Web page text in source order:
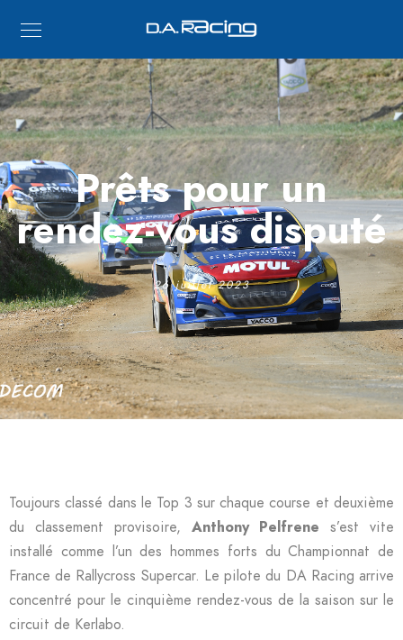
Prêts pour un
rendez-vous disputé
26 juillet 2023
Toujours classé dans le Top 3 sur chaque course et deuxième
du classement provisoire, Anthony Pelfrene s’est vite
installé comme l’un des hommes forts du Championnat de
France de Rallycross Supercar. Le pilote du DA Racing arrive
concentré pour le cinquième rendez-vous de la saison sur le
circuit de Kerlabo.